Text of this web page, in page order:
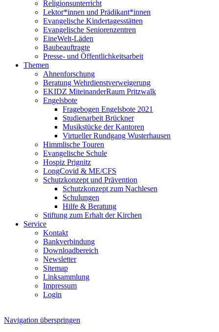
Religionsunterricht
Lektor*innen und Prädikant*innen
Evangelische Kindertagesstätten
Evangelische Seniorenzentren
EineWelt-Läden
Baubeauftragte
Presse- und Öffentlichkeitsarbeit
Themen
Ahnenforschung
Beratung Wehrdienstverweigerung
EKIDZ MiteinanderRaum Pritzwalk
Engelsbote
Fragebogen Engelsbote 2021
Studienarbeit Brückner
Musikstücke der Kantoren
Virtueller Rundgang Wusterhausen
Himmlische Touren
Evangelische Schule
Hospiz Prignitz
LongCovid & ME/CFS
Schutzkonzept und Prävention
Schutzkonzept zum Nachlesen
Schulungen
Hilfe & Beratung
Stiftung zum Erhalt der Kirchen
Service
Kontakt
Bankverbindung
Downloadbereich
Newsletter
Sitemap
Linksammlung
Impressum
Login
Navigation überspringen